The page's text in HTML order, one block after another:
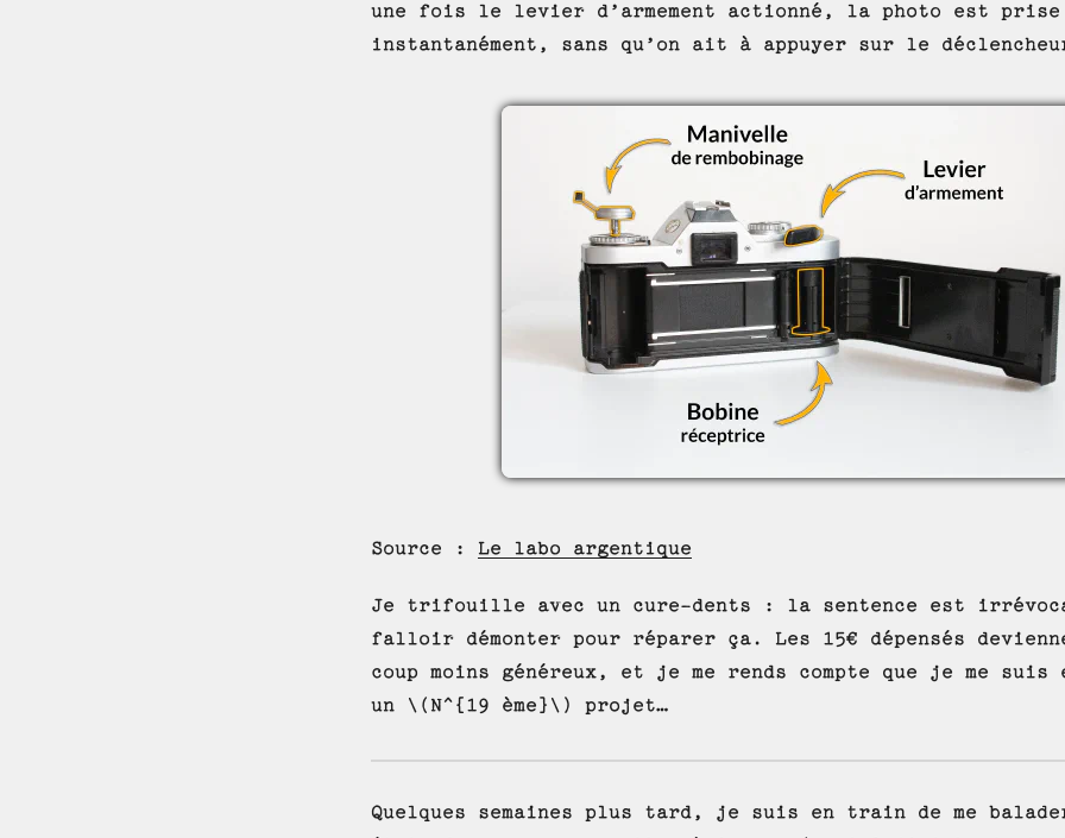
une fois le levier d’armement actionné, la photo est prise
instantanément, sans qu’on ait à appuyer sur le
Source : Le labo argentique
Je trifouille avec un cure-dents : la sentence est
falloir démonter pour réparer ça. Les 15€ dépensés
coup moins généreux, et je me rends compte que je me suis
un \(N^{19 ème}\) projet…
Quelques semaines plus tard, je suis en train de me